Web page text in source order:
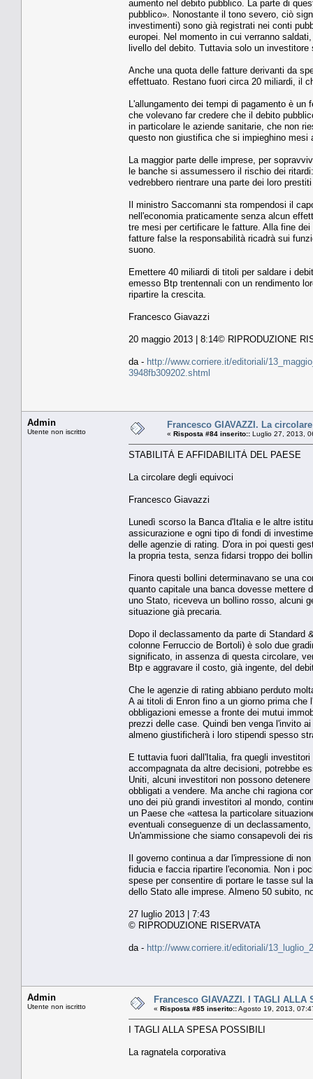
aumento nel debito pubblico. La parte di
pubblico». Nonostante il tono severo, ciò
investimenti) sono già registrati nei conti
europei. Nel momento in cui verranno
livello del debito. Tuttavia solo un
Anche una quota delle fatture derivanti da
effettuato. Restano fuori circa 20 miliardi, il
L'allungamento dei tempi di pagamento è
che volevano far credere che il debito
in particolare le aziende sanitarie, che non
questo non giustifica che si impieghino mesi
La maggior parte delle imprese, per
le banche si assumessero il rischio dei
vedrebbero rientrare una parte dei loro
Il ministro Saccomanni sta rompendosi il
nell'economia praticamente senza alcun
tre mesi per certificare le fatture. Alla fine
fatture false la responsabilità ricadrà sui
suono.
Emettere 40 miliardi di titoli per saldare i
emesso Btp trentennali con un rendimento
ripartire la crescita.
Francesco Giavazzi
20 maggio 2013 | 8:14© RIPRODUZIONE
da - http://www.corriere.it/editoriali/
3948fb309202.shtml
Admin
Utente non iscritto
Francesco GIAVAZZI. La
« Risposta #84 inserito:: Luglio 27, 2013,
STABILITÀ E AFFIDABILITÀ DEL PAESE
La circolare degli equivoci
Francesco Giavazzi
Lunedì scorso la Banca d'Italia e le altre
assicurazione e ogni tipo di fondi di
delle agenzie di rating. D'ora in poi questi
la propria testa, senza fidarsi troppo dei
Finora questi bollini determinavano se una
quanto capitale una banca dovesse mettere
uno Stato, riceveva un bollino rosso, alcuni
situazione già precaria.
Dopo il declassamento da parte di
colonne Ferruccio de Bortoli) è solo due
significato, in assenza di questa circolare,
Btp e aggravare il costo, già ingente, del
Che le agenzie di rating abbiano perduto
A ai titoli di Enron fino a un giorno prima
obbligazioni emesse a fronte dei mutui
prezzi delle case. Quindi ben venga l'invito
almeno giustificherà i loro stipendi spesso
E tuttavia fuori dall'Italia, fra quegli
accompagnata da altre decisioni, potrebbe
Uniti, alcuni investitori non possono
obbligati a vendere. Ma anche chi ragiona
uno dei più grandi investitori al mondo,
un Paese che «attesa la particolare
eventuali conseguenze di un
Un'ammissione che siamo consapevoli dei
Il governo continua a dar l'impressione di
fiducia e faccia ripartire l'economia. Non i
spese per consentire di portare le tasse sul
dello Stato alle imprese. Almeno 50 subito,
27 luglio 2013 | 7:43
© RIPRODUZIONE RISERVATA
da - http://www.corriere.it/editoriali/
Admin
Utente non iscritto
Francesco GIAVAZZI. I TAGLI
« Risposta #85 inserito::Agosto 19, 2013,
I TAGLI ALLA SPESA POSSIBILI
La ragnatela corporativa